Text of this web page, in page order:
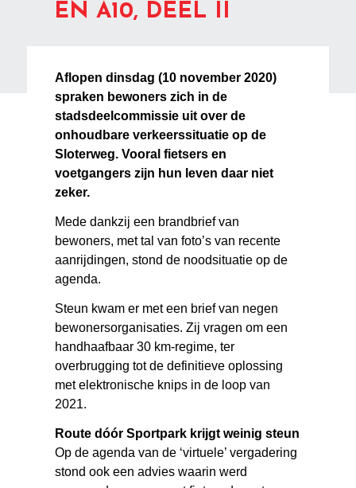
EN A10, DEEL II
Aflopen dinsdag (10 november 2020)
spraken bewoners zich in de
stadsdeelcommissie uit over de
onhoudbare verkeerssituatie op de
Sloterweg. Vooral fietsers en
voetgangers zijn hun leven daar niet
zeker.
Mede dankzij een brandbrief van
bewoners, met tal van foto’s van recente
aanrijdingen, stond de noodsituatie op de
agenda.
Steun kwam er met een brief van negen
bewonersorganisaties. Zij vragen om een
handhaafbaar 30 km-regime, ter
overbrugging tot de definitieve oplossing
met elektronische knips in de loop van
2021.
Route dóór Sportpark krijgt weinig steun
Op de agenda van de ‘virtuele’ vergadering
stond ook een advies waarin werd